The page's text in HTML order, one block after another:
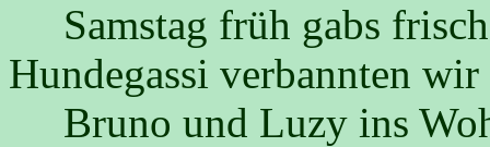
Samstag früh gabs
Hundegassi verbannten wir
Bruno und Luzy ins